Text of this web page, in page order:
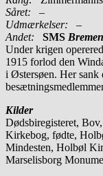
Såret: –
Udmærkelser: –
Andet: SMS Bremen
Under krigen
1915 forlod den
i Østersøen. Her sank
Kilder
Dødsbiregisteret,
Kirkebog, fødte,
Mindesten, Holbøl
Marselisborg